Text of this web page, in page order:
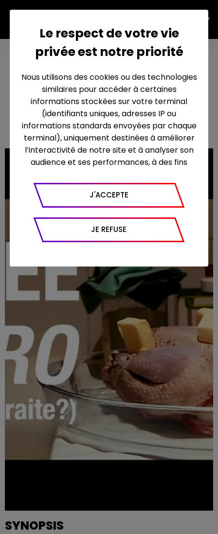
Année
zéro
(enfin la
retraite
?) 5 octobre 2018
SYNOPSIS
Le respect de votre vie
privée est notre priorité
Nous utilisons des cookies ou des technologies
similaires pour accéder à certaines
informations stockées sur votre terminal
(identifiants uniques, adresses IP ou
informations standards envoyées par chaque
terminal), uniquement destinées à améliorer
l’interactivité de notre site et à analyser son
audience et ses performances, à des fins
Google Analytics pour générer des rapports
sur le trafic (nombre de visites, temps passé
sur le site, nombre de pages vues en moyenne,
appareil et navigateur utilisé, emplacement
géographique), l’origine du trafic et la
J'ACCEPTE
JE REFUSE